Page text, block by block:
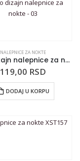
NALEPNICE ZA NOKTE
Foto dizajn nalepnice za nokte – 03
119,00 RSD
DODAJ U KORPU